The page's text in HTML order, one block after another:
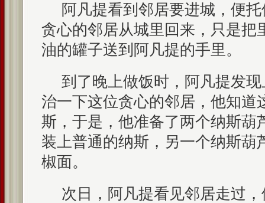
阿凡提看到邻居要进城，便
贪心的邻居从城里回来，只是把
油的罐子送到阿凡提的手里。
到了晚上做饭时，阿凡提发
治一下这位贪心的邻居，他知道
斯，于是，他准备了两个纳斯葫
装上普通的纳斯，另一个纳斯葫
椒面。
次日，阿凡提看见邻居走过